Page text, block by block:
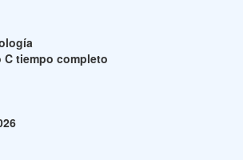
tiempo completo